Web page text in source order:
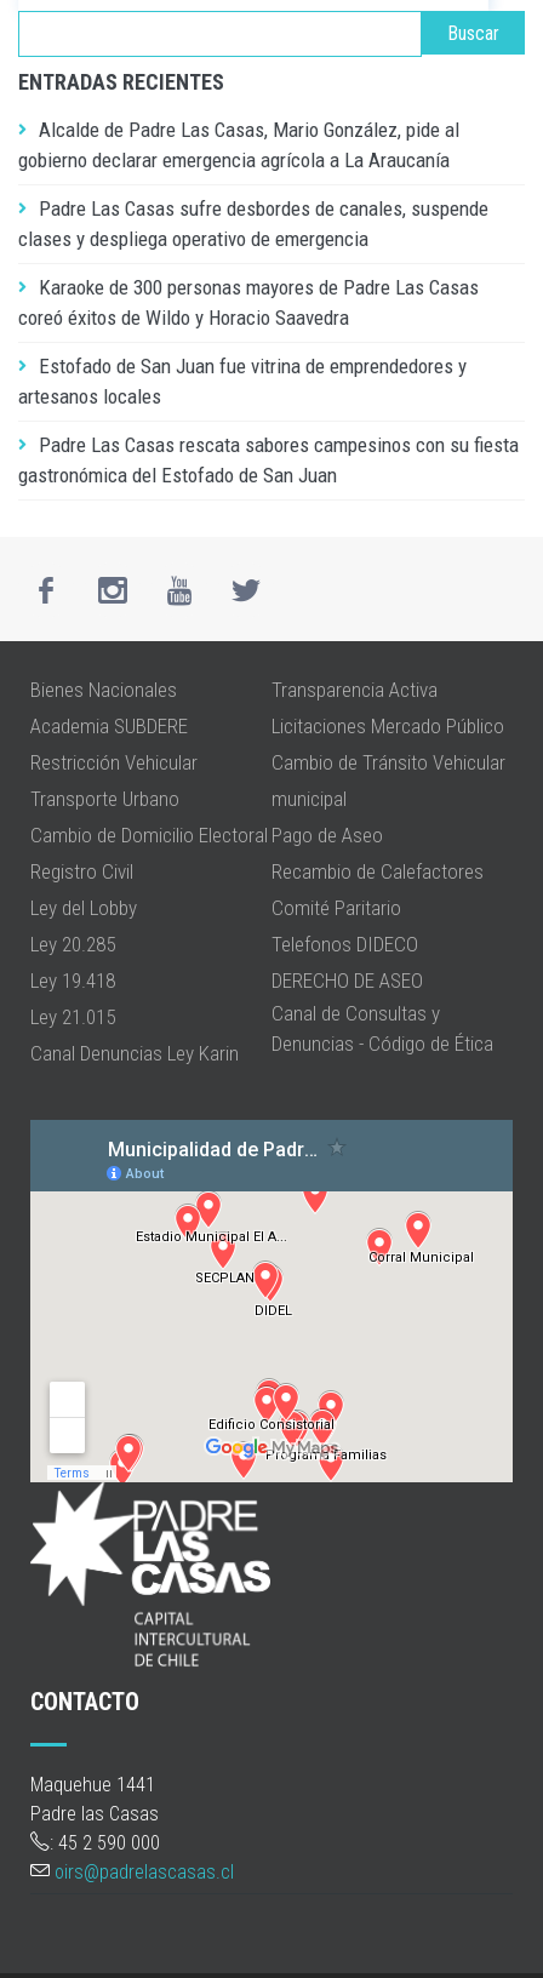
ENTRADAS RECIENTES
Alcalde de Padre Las Casas, Mario González, pide al
gobierno declarar emergencia agrícola a La Araucanía
Padre Las Casas sufre desbordes de canales, suspende
clases y despliega operativo de emergencia
Karaoke de 300 personas mayores de Padre Las Casas
coreó éxitos de Wildo y Horacio Saavedra
Estofado de San Juan fue vitrina de emprendedores y
artesanos locales
Padre Las Casas rescata sabores campesinos con su fiesta
gastronómica del Estofado de San Juan
Bienes Nacionales
Academia SUBDERE
Restricción Vehicular
Transporte Urbano
Cambio de Domicilio Electoral
Registro Civil
Ley del Lobby
Ley 20.285
Ley 19.418
Ley 21.015
Canal Denuncias Ley Karin
Transparencia Activa
Licitaciones Mercado Público
Cambio de Tránsito Vehicular
municipal
Pago de Aseo
Recambio de Calefactores
Comité Paritario
Telefonos DIDECO
DERECHO DE ASEO
Canal de Consultas y
Denuncias - Código de Ética
CONTACTO
Maquehue 1441
Padre las Casas
: 45 2 590 000
oirs@padrelascasas.cl